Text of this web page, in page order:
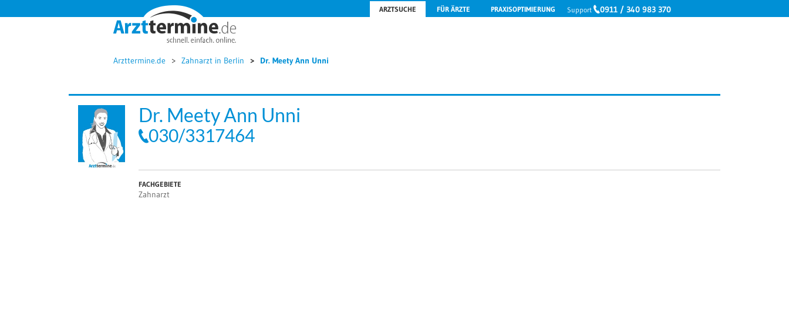
ARZTSUCHE FÜR ÄRZTE PRAXISOPTIMIERUNG Support 0911 / 340 983 370




Arzttermine.de Zahnarzt in Berlin Dr. Meety Ann Unni
Dr. Meety Ann Unni
030/3317464
FACHGEBIETE
Zahnarzt